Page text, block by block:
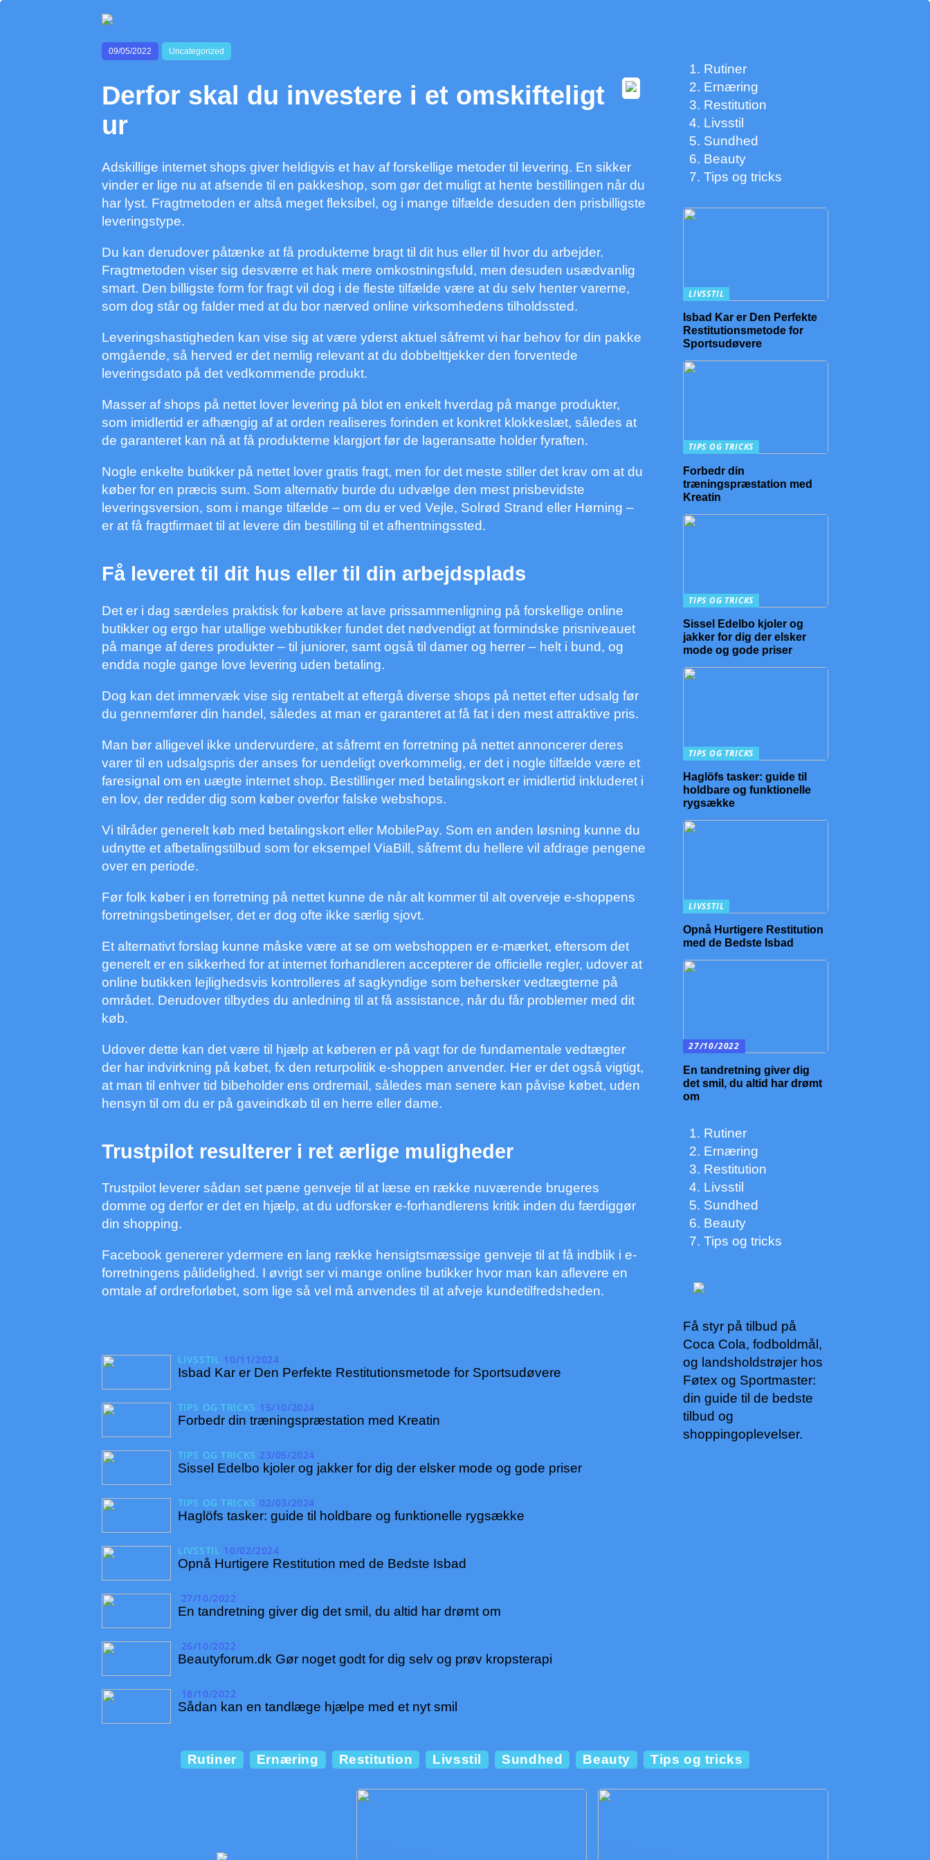
09/05/2022 Uncategorized
Derfor skal du investere i et omskifteligt
ur
Adskillige internet shops giver heldigvis et hav af forskellige metoder til levering. En sikker
vinder er lige nu at afsende til en pakkeshop, som gør det muligt at hente bestillingen når du
har lyst. Fragtmetoden er altså meget fleksibel, og i mange tilfælde desuden den prisbilligste
leveringstype.
Du kan derudover påtænke at få produkterne bragt til dit hus eller til hvor du arbejder.
Fragtmetoden viser sig desværre et hak mere omkostningsfuld, men desuden usædvanlig
smart. Den billigste form for fragt vil dog i de fleste tilfælde være at du selv henter varerne,
som dog står og falder med at du bor nærved online virksomhedens tilholdssted.
Leveringshastigheden kan vise sig at være yderst aktuel såfremt vi har behov for din pakke
omgående, så herved er det nemlig relevant at du dobbelttjekker den forventede
leveringsdato på det vedkommende produkt.
Masser af shops på nettet lover levering på blot en enkelt hverdag på mange produkter,
som imidlertid er afhængig af at orden realiseres forinden et konkret klokkeslæt, således at
de garanteret kan nå at få produkterne klargjort før de lageransatte holder fyraften.
Nogle enkelte butikker på nettet lover gratis fragt, men for det meste stiller det krav om at du
køber for en præcis sum. Som alternativ burde du udvælge den mest prisbevidste
leveringsversion, som i mange tilfælde – om du er ved Vejle, Solrød Strand eller Hørning –
er at få fragtfirmaet til at levere din bestilling til et afhentningssted.
Få leveret til dit hus eller til din arbejdsplads
Det er i dag særdeles praktisk for købere at lave prissammenligning på forskellige online
butikker og ergo har utallige webbutikker fundet det nødvendigt at formindske prisniveauet
på mange af deres produkter – til juniorer, samt også til damer og herrer – helt i bund, og
endda nogle gange love levering uden betaling.
Dog kan det immervæk vise sig rentabelt at eftergå diverse shops på nettet efter udsalg før
du gennemfører din handel, således at man er garanteret at få fat i den mest attraktive pris.
Man bør alligevel ikke undervurdere, at såfremt en forretning på nettet annoncerer deres
varer til en udsalgspris der anses for uendeligt overkommelig, er det i nogle tilfælde være et
faresignal om en uægte internet shop. Bestillinger med betalingskort er imidlertid inkluderet i
en lov, der redder dig som køber overfor falske webshops.
Vi tilråder generelt køb med betalingskort eller MobilePay. Som en anden løsning kunne du
udnytte et afbetalingstilbud som for eksempel ViaBill, såfremt du hellere vil afdrage pengene
over en periode.
Før folk køber i en forretning på nettet kunne de når alt kommer til alt overveje e-shoppens
forretningsbetingelser, det er dog ofte ikke særlig sjovt.
Et alternativt forslag kunne måske være at se om webshoppen er e-mærket, eftersom det
generelt er en sikkerhed for at internet forhandleren accepterer de officielle regler, udover at
online butikken lejlighedsvis kontrolleres af sagkyndige som behersker vedtægterne på
området. Derudover tilbydes du anledning til at få assistance, når du får problemer med dit
køb.
Udover dette kan det være til hjælp at køberen er på vagt for de fundamentale vedtægter
der har indvirkning på købet, fx den returpolitik e-shoppen anvender. Her er det også vigtigt,
at man til enhver tid bibeholder ens ordremail, således man senere kan påvise købet, uden
hensyn til om du er på gaveindkøb til en herre eller dame.
Trustpilot resulterer i ret ærlige muligheder
Trustpilot leverer sådan set pæne genveje til at læse en række nuværende brugeres
domme og derfor er det en hjælp, at du udforsker e-forhandlerens kritik inden du færdiggør
din shopping.
Facebook genererer ydermere en lang række hensigtsmæssige genveje til at få indblik i e-
forretningens pålidelighed. I øvrigt ser vi mange online butikker hvor man kan aflevere en
omtale af ordreforløbet, som lige så vel må anvendes til at afveje kundetilfredsheden.
LIVSSTIL 10/11/2024
Isbad Kar er Den Perfekte Restitutionsmetode for Sportsudøvere
TIPS OG TRICKS 15/10/2024
Forbedr din træningspræstation med Kreatin
TIPS OG TRICKS 23/05/2024
Sissel Edelbo kjoler og jakker for dig der elsker mode og gode priser
TIPS OG TRICKS 02/03/2024
Haglöfs tasker: guide til holdbare og funktionelle rygsække
LIVSSTIL 10/02/2024
Opnå Hurtigere Restitution med de Bedste Isbad
27/10/2022
En tandretning giver dig det smil, du altid har drømt om
26/10/2022
Beautyforum.dk Gør noget godt for dig selv og prøv kropsterapi
18/10/2022
Sådan kan en tandlæge hjælpe med et nyt smil
Rutiner
Ernæring
Restitution
Livsstil
Sundhed
Beauty
Tips og tricks
LIVSSTIL
Isbad Kar er Den Perfekte
Restitutionsmetode for
Sportsudøvere
TIPS OG TRICKS
Forbedr din
træningspræstation med
Kreatin
TIPS OG TRICKS
Sissel Edelbo kjoler og
jakker for dig der elsker
mode og gode priser
TIPS OG TRICKS
Haglöfs tasker: guide til
holdbare og funktionelle
rygsække
LIVSSTIL
Opnå Hurtigere Restitution
med de Bedste Isbad
27/10/2022
En tandretning giver dig
det smil, du altid har drømt
om
Rutiner
Ernæring
Restitution
Livsstil
Sundhed
Beauty
Tips og tricks
Få styr på tilbud på
Coca Cola, fodboldmål,
og landsholdstrøjer hos
Føtex og Sportmaster:
din guide til de bedste
tilbud og
shoppingoplevelser.
Rutiner Ernæring Restitution Livsstil Sundhed Beauty Tips og tricks